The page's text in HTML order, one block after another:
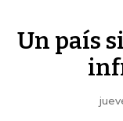
Un país